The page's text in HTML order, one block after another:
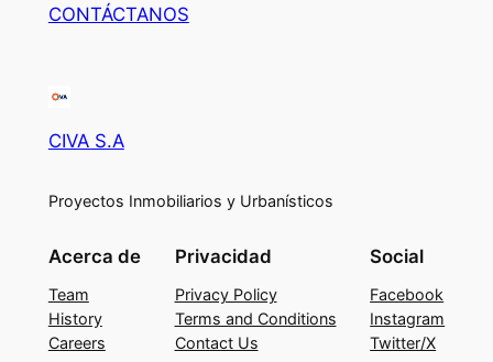
CONTÁCTANOS
CIVA S.A
Proyectos Inmobiliarios y Urbanísticos
Acerca de
Team
History
Careers
Privacidad
Privacy Policy
Terms and Conditions
Contact Us
Social
Facebook
Instagram
Twitter/X